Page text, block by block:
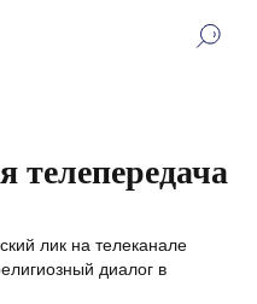
лик на телеканале
диалог в